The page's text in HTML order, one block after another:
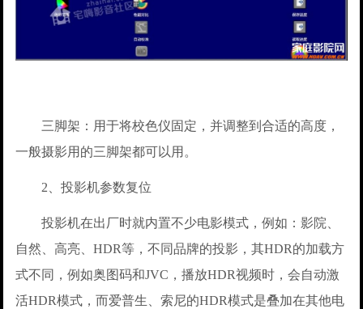
三脚架：用于将校色仪固定，并调整到合适的高度，
一般摄影用的三脚架都可以用。
2、投影机参数复位
投影机在出厂时就内置不少电影模式，例如：影院、
自然、高亮、HDR等，不同品牌的投影，其HDR的加载方
式不同，例如奥图码和JVC，播放HDR视频时，会自动激
活HDR模式，而爱普生、索尼的HDR模式是叠加在其他电